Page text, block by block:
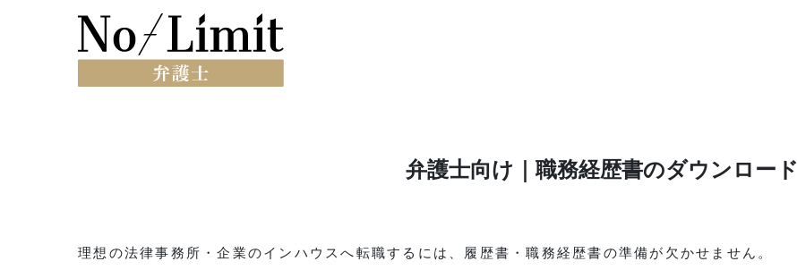
弁護士向け｜職務経歴書のダウンロード
理想の法律事務所・企業のインハウスへ転職するには、履歴書・職務経歴書の準備が欠かせません。